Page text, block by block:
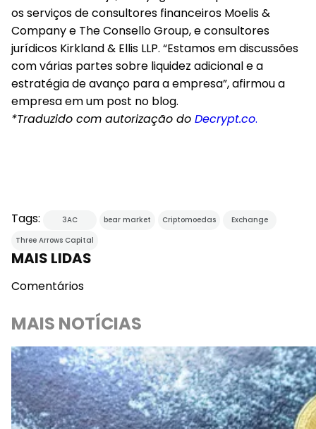
os serviços de consultores financeiros Moelis &
Company e The Consello Group, e consultores
jurídicos Kirkland & Ellis LLP. “Estamos em discussões
com várias partes sobre liquidez adicional e a
estratégia de avanço para a empresa”, afirmou a
empresa em um post no blog.
*Traduzido com autorização do Decrypt.co.
Tags: 3AC bear market Criptomoedas
Exchange
Three Arrows Capital
MAIS LIDAS
Comentários
MAIS NOTÍCIAS